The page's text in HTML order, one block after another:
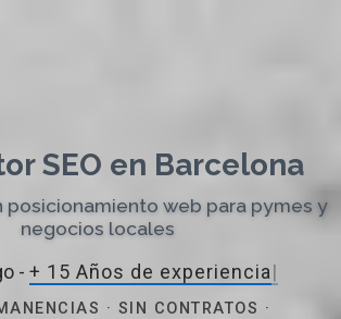
SEO en Barcelona
posicionamiento web para pymes y
negocios locales
- + 15 Años de exper|
· SIN CONTRATOS ·